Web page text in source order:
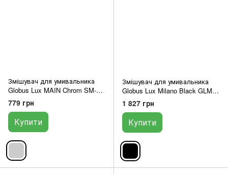
Змішувач для умивальника
Globus Lux MAIN Chrom SM-
101
779 грн
Купити
Змішувач для умивальника
Globus Lux Milano Black GLM-
401-10-BB
1 827 грн
Купити